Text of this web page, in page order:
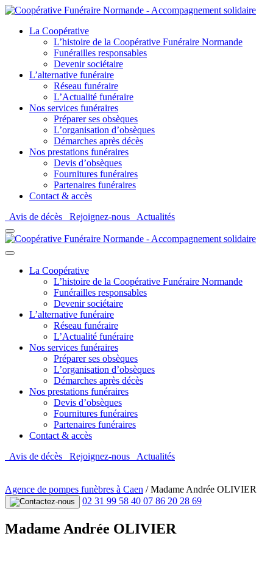
La Coopérative
L’histoire de la Coopérative Funéraire Normande
Funérailles responsables
Devenir sociétaire
L’alternative funéraire
Réseau funéraire
L’Actualité funéraire
Nos services funéraires
Préparer ses obsèques
L’organisation d’obsèques
Démarches après décès
Nos prestations funéraires
Devis d’obsèques
Fournitures funéraires
Partenaires funéraires
Contact & accès
Avis de décès
Rejoignez-nous Actualités
La Coopérative
L’histoire de la Coopérative Funéraire Normande
Funérailles responsables
Devenir sociétaire
L’alternative funéraire
Réseau funéraire
L’Actualité funéraire
Nos services funéraires
Préparer ses obsèques
L’organisation d’obsèques
Démarches après décès
Nos prestations funéraires
Devis d’obsèques
Fournitures funéraires
Partenaires funéraires
Contact & accès
Avis de décès
Rejoignez-nous Actualités
Agence de pompes funèbres à Caen /Madame Andrée OLIVIER
02 31 99 58 40 07 86 20 28 69
Madame Andrée OLIVIER